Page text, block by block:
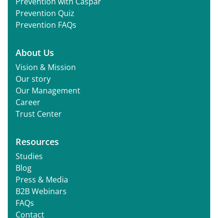
Prevention Quiz
Prevention FAQs
About Us
Vision & Mission
Our story
Our Management
Career
Trust Center
Resources
Studies
Blog
Press & Media
B2B Webinars
FAQs
Contact